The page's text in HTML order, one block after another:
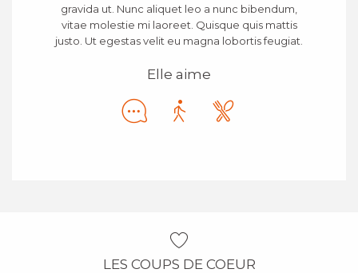
gravida ut. Nunc aliquet leo a nunc bibendum,
vitae molestie mi laoreet. Quisque quis mattis
justo. Ut egestas velit eu magna lobortis feugiat.
Elle aime
LES COUPS DE COEUR